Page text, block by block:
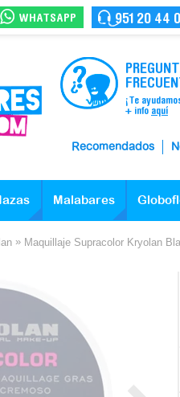
WHATSAPP 951 20 44
¡Te
+ info aquí
Recomendados
Malabares
» Maquillaje Supracolor Kryolan